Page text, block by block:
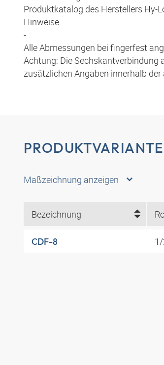
Produktkatalog des Herstellers Hy-
Hinweise.
-
Alle Abmessungen bei fingerfest
Achtung: Die Sechskantverbindung
zusätzlichen Angaben innerhalb
Maßzeichnung anzeigen
Bezeichnung
CDF-8 1/